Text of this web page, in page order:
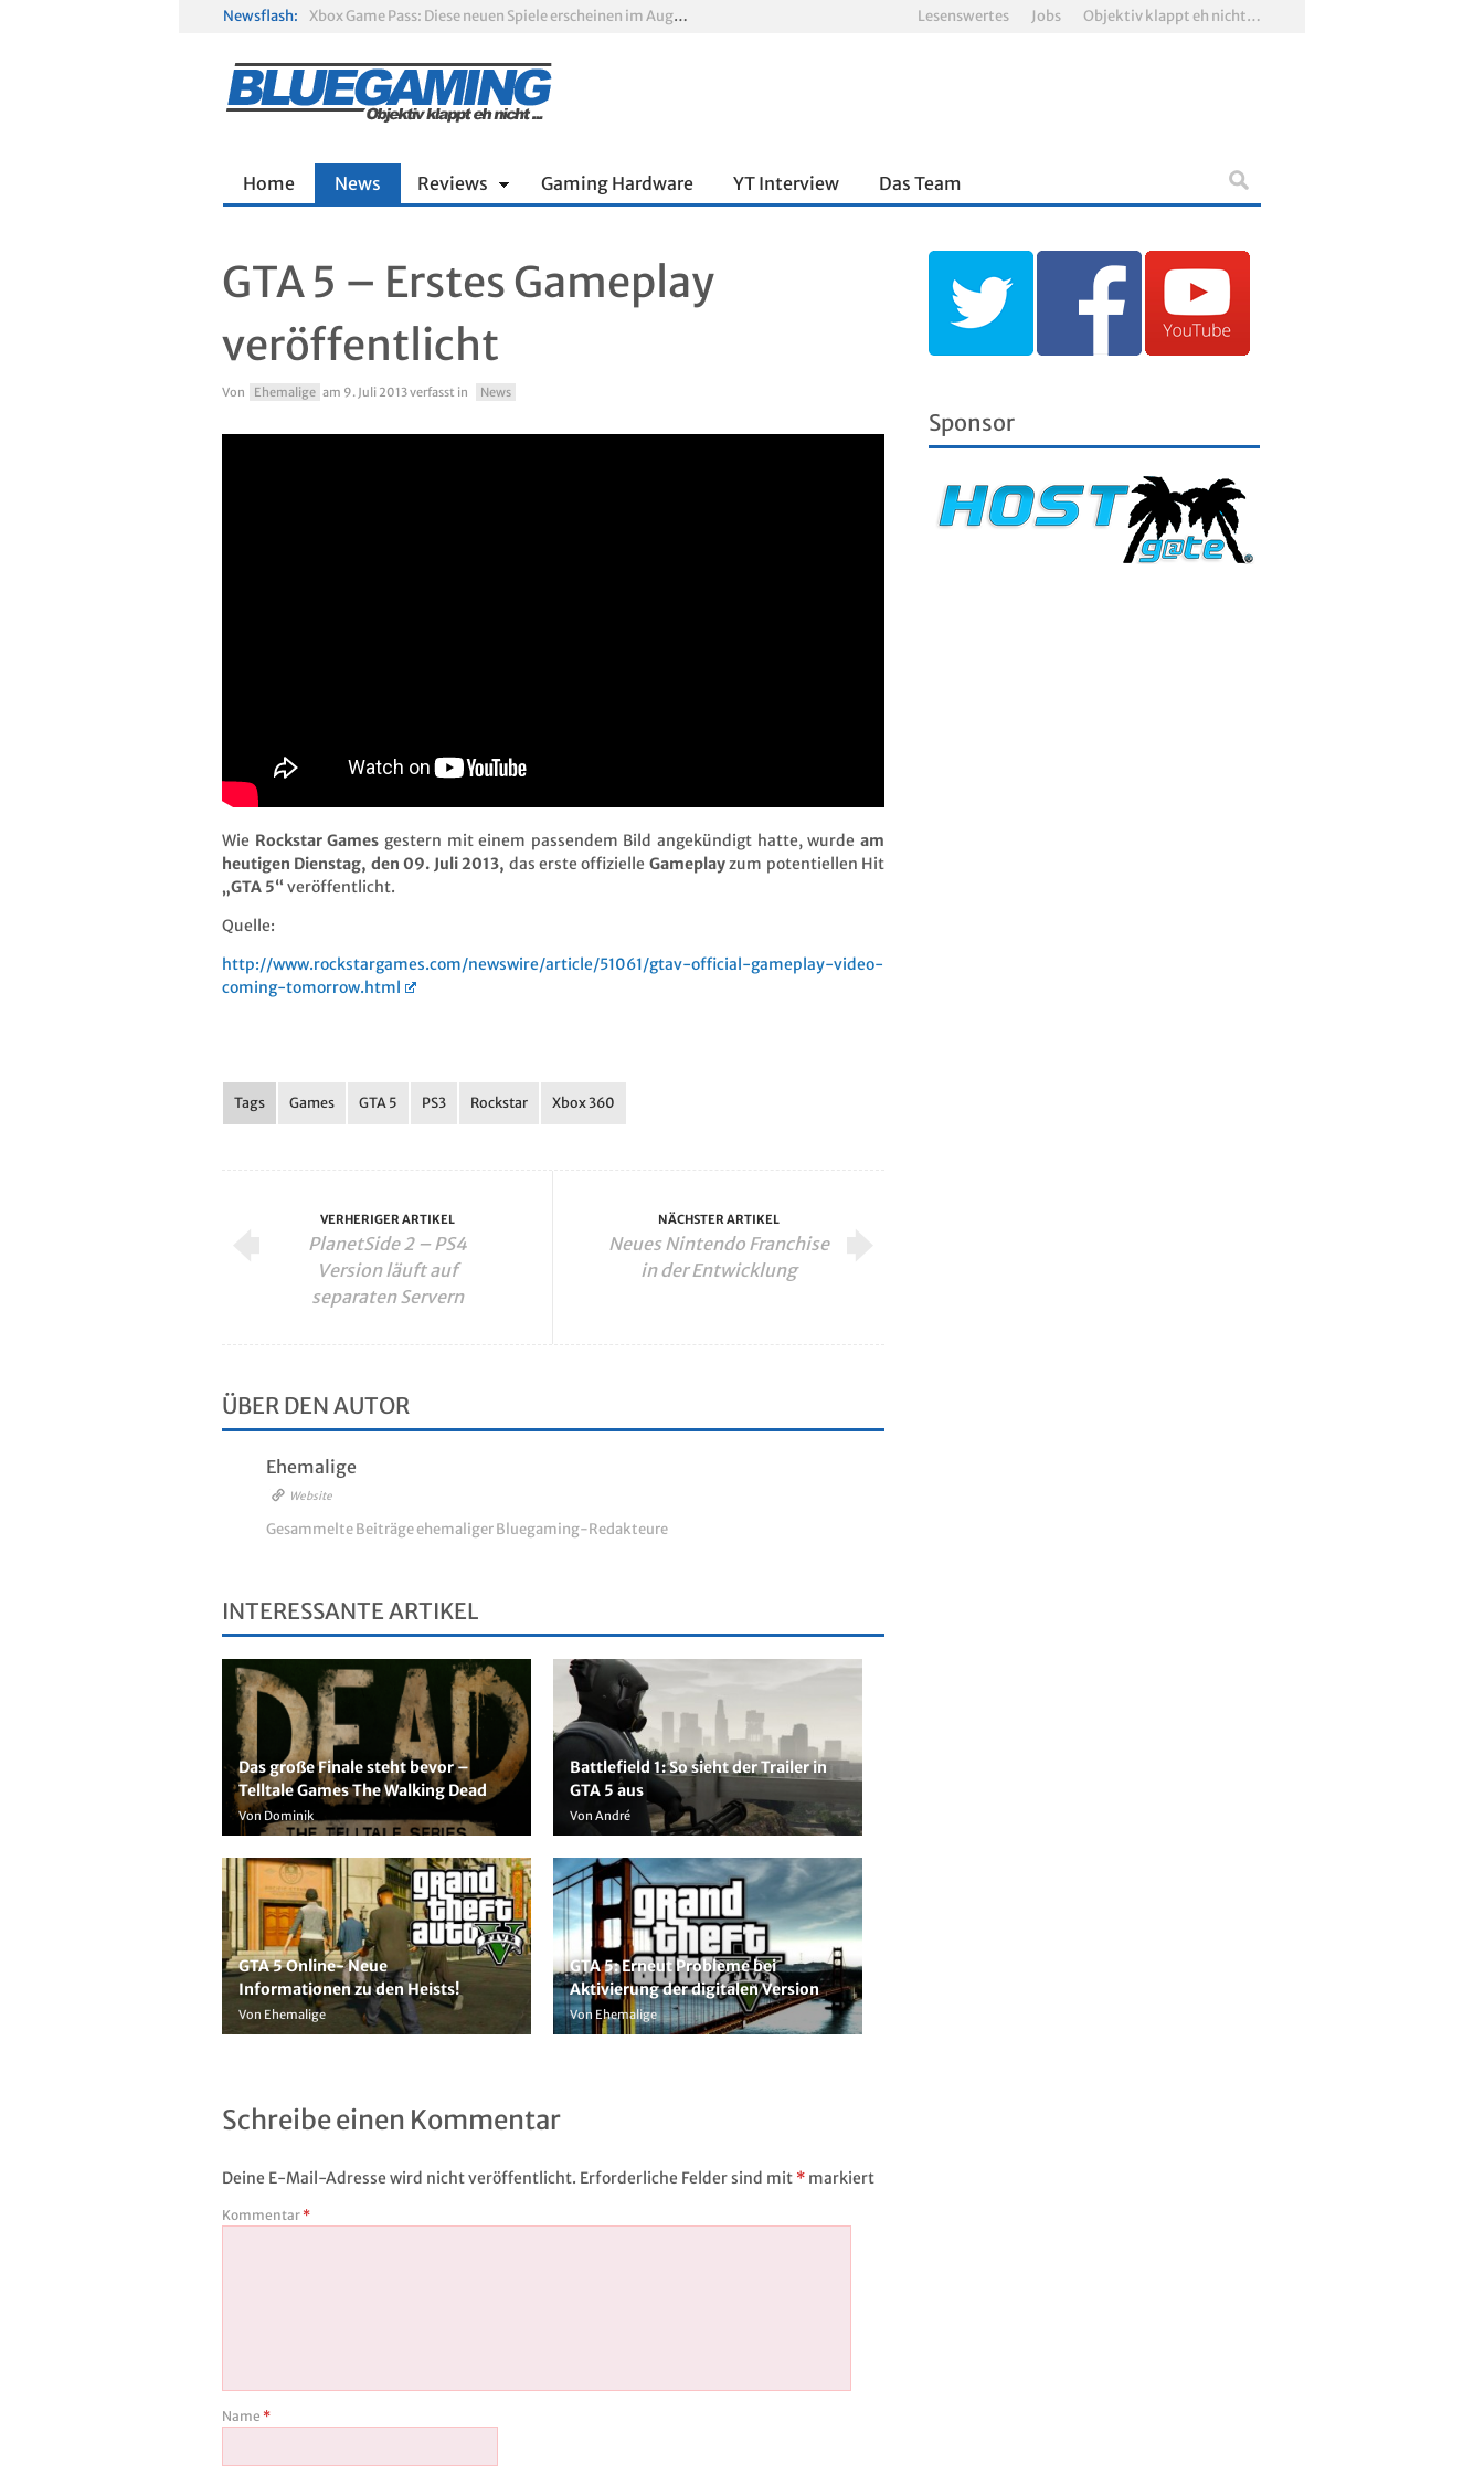
Newsflash:
Xbox Game Pass: Diese neuen Spiele erscheinen im August 2026
Gamescom 2026: Sony fehlt zum siebten Mal in Folge
Solarpunk im Test: Entspannter Aufbau über den Wolken
Lesenswertes Jobs Objektiv klappt eh nicht…
Home News Reviews Gaming Hardware YT Interview Das Team
GTA 5 – Erstes Gameplay
veröffentlicht
Von Ehemalige am 9. Juli 2013verfasst in News
Wie Rockstar Games gestern mit einem passendem Bild angekündigt hatte, wurdeam
heutigen Dienstag, den 09. Juli 2013, das erste offizielle Gameplayzum potentiellen Hit
„GTA 5“ veröffentlicht.
Quelle:
http://www.rockstargames.com/newswire/article/51061/gtav-official-gameplay-video-
coming-tomorrow.html
Tags Games GTA 5 PS3 Rockstar Xbox 360
VERHERIGER ARTIKEL
PlanetSide 2 – PS4
Version läuft auf
separaten Servern
NÄCHSTER ARTIKEL
Neues Nintendo Franchise
in der Entwicklung
ÜBER DEN AUTOR
Ehemalige
Website
Gesammelte Beiträge ehemaliger Bluegaming-Redakteure
INTERESSANTE ARTIKEL
Das große Finale steht bevor –
Telltale Games The Walking Dead
Von Dominik
Battlefield 1: So sieht der Trailer in
GTA 5 aus
Von André
GTA 5 Online- Neue
Informationen zu den Heists!
Von Ehemalige
GTA 5: Erneut Probleme bei
Aktivierung der digitalen Version
Von Ehemalige
Schreibe einen Kommentar
Deine E-Mail-Adresse wird nicht veröffentlicht. Erforderliche Felder sind mit * markiert
Kommentar *
Name *
Sponsor